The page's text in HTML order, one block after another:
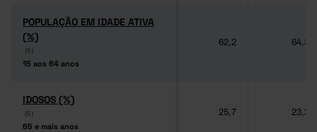
POPULAÇÃO EM IDADE ATIVA
(%)
(6)
15 aos 64 anos
POPULAÇÃO EM IDADE ATIVA
(%)
(6)
15 aos 64 anos
62,2 64,3
IDOSOS (%)
(6)
65 e mais anos
IDOSOS (%)
(6)
65 e mais anos
25,7 23,2